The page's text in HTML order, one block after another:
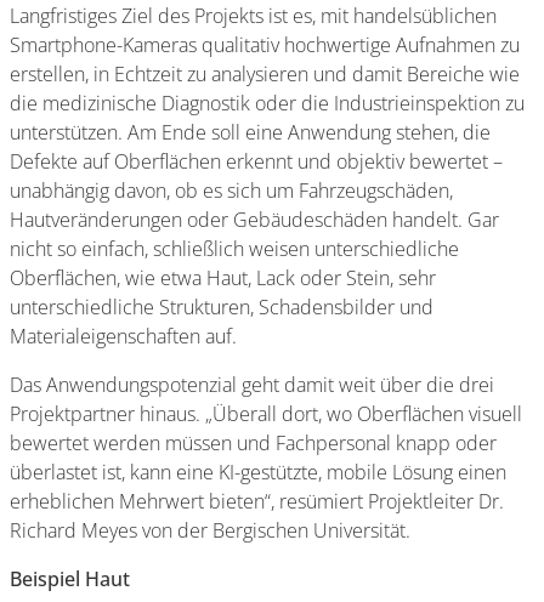
Langfristiges Ziel des Projekts ist es, mit handelsüblichen
Smartphone-Kameras qualitativ hochwertige Aufnahmen zu
erstellen, in Echtzeit zu analysieren und damit Bereiche wie
die medizinische Diagnostik oder die Industrieinspektion zu
unterstützen. Am Ende soll eine Anwendung stehen, die
Defekte auf Oberflächen erkennt und objektiv bewertet –
unabhängig davon, ob es sich um Fahrzeugschäden,
Hautveränderungen oder Gebäudeschäden handelt. Gar
nicht so einfach, schließlich weisen unterschiedliche
Oberflächen, wie etwa Haut, Lack oder Stein, sehr
unterschiedliche Strukturen, Schadensbilder und
Materialeigenschaften auf.
Das Anwendungspotenzial geht damit weit über die drei
Projektpartner hinaus. „Überall dort, wo Oberflächen visuell
bewertet werden müssen und Fachpersonal knapp oder
überlastet ist, kann eine KI-gestützte, mobile Lösung einen
erheblichen Mehrwert bieten“, resümiert Projektleiter Dr.
Richard Meyes von der Bergischen Universität.
Beispiel Haut